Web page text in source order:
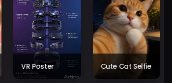
VR Poster Cute Cat Selfie